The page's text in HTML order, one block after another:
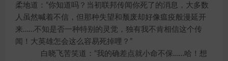
柔地道：“你知道吗？当初联邦传闻你死了的消息，大多数
人虽然喊着不信，但那种失望和颓废却好像瘟疫般漫延开
来……不知是否一种特别的灵觉，独有我不肯相信这个传
闻！大英雄怎会这么容易死掉哩？”
白晓飞苦笑道：“我的确差点就小命不保……哈！想